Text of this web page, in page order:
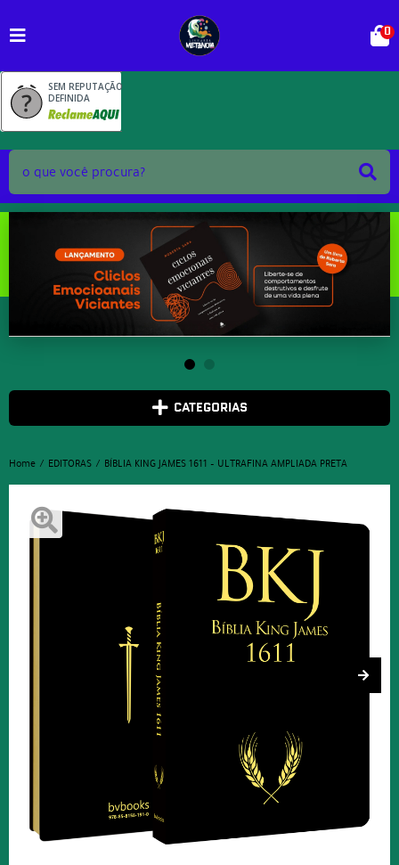
SEM REPUTAÇÃO
DEFINIDA
0
CATEGORIAS
Home EDITORAS BÍBLIA KING JAMES 1611 – ULTRAFINA AMPLIADA PRETA